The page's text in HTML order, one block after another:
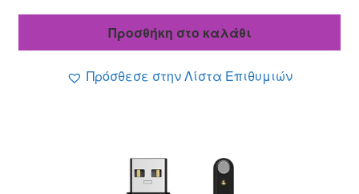
7.20 €. είναι:
Προσθήκη στο καλάθι
Πρόσθεσε στην Λίστα Επιθυμιών